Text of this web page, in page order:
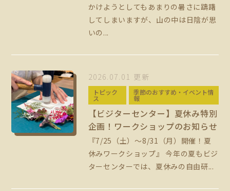
かけようとしてもあまりの暑さに躊躇
してしまいますが、山の中は日陰が思
いの...
2026.07.01 更新
トピック
ス
季節のおすすめ・イベント情
報
【ビジターセンター】夏休み特別
企画！ワークショップのお知らせ
『7/25（土）～8/31（月）開催！夏
休みワークショップ』 今年の夏もビジ
ターセンターでは、夏休みの自由研...